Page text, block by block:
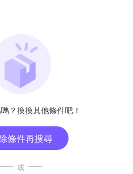
？換換其他條件吧！
條件再搜尋
或